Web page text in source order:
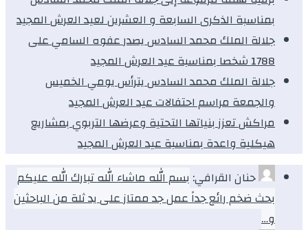
بمناسبة الذكرى السابعة و العشرين لعيد العرش المجيد
جلالة الملك محمد السادس يصدر عفوه السامي على
1788 شخصا بمناسبة عيد العرش المجيد
جلالة الملك محمد السادس يترأس يومي الخميس
والجمعة مراسم احتفالات عيد العرش المجيد
مراكش تعزز بنياتها التحتية وعرضها التربوي بمشاريع
هيكلية واعدة بمناسبة عيد العرش المجيد
حنان القرافي: بسم الله ماشاء الله تبارك الله عليكم
بحث ضخم رائع جداً عمل جد ممتاز على يد ثلة من الباحثين
و…